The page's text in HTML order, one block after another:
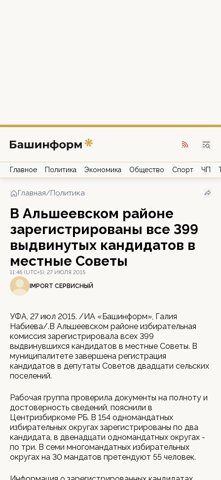
Главное Политика Экономика Общество Спорт ЧП
Главная/Политика
В Альшеевском районе
зарегистрированы все 399
выдвинутых кандидатов в
местные Советы
11:46 (UTC+5), 27 ИЮЛЯ 2015
IMPORT СЕРВИСНЫЙ
УФА, 27 июл 2015. /ИА «Башинформ», Галия
Набиева/.В Альшеевском районе избирательная
комиссия зарегистрировала всех 399
выдвинувшихся кандидатов в местные Советы. В
муниципалитете завершена регистрация
кандидатов в депутаты Советов двадцати сельских
поселений.
Рабочая группа проверила документы на полноту и
достоверность сведений, пояснили в
Центризбиркоме РБ. В 154 одномандатных
избирательных округах зарегистрированы по два
кандидата, в двенадцати одномандатных округах -
по три. В семи многомандатных избирательных
округах на 30 мандатов претендуют 55 человек.